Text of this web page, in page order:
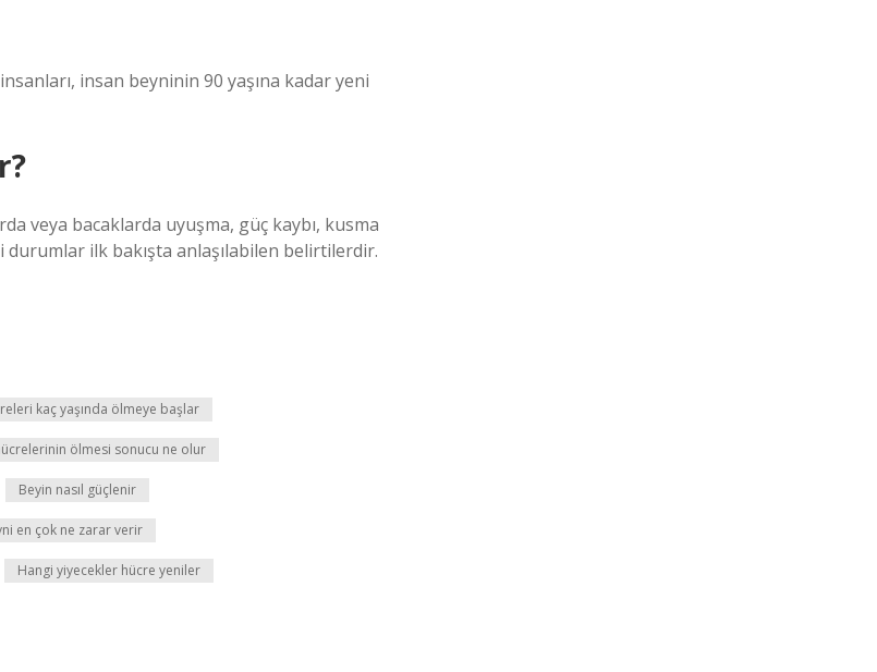
insan beyninin 90 yaşına kadar yeni
veya bacaklarda uyuşma, güç kaybı, kusma
ilk bakışta anlaşılabilen belirtilerdir.
kaç yaşında ölmeye başlar
ölmesi sonucu ne olur
Beyin nasıl güçlenir
en çok ne zarar verir
Hangi yiyecekler hücre yeniler